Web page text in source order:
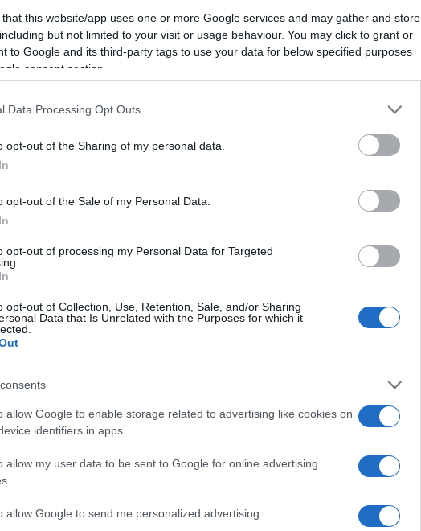
that this website/app uses one or more Google services and may gather and store
but not limited to your visit or usage behaviour. You may click to grant or
to Google and its third-party tags to use your data for below specified purposes
consent section.
Data Processing Opt Outs
opt-out of the Sharing of my personal data.
opt-out of the Sale of my Personal Data.
opt-out of processing my Personal Data for Targeted
opt-out of Collection, Use, Retention, Sale, and/or Sharing
Data that Is Unrelated with the Purposes for which it
allow Google to enable storage related to advertising like cookies on
identifiers in apps.
allow my user data to be sent to Google for online advertising
allow Google to send me personalized advertising.
del pomodoro è una delle più affascinanti.
nel XVI secolo, dove inizialmente
Solo nel XIX secolo è diventato un
grazie alla sua versatilità e ai suoi
semplice ingrediente:
gastronomica.
e cura. Ogni varietà, dal San
Fermentazione, essiccazione e
il suo sapore unico. Ad esempio, la passata
che richiede tempo ma ripaga con un gusto